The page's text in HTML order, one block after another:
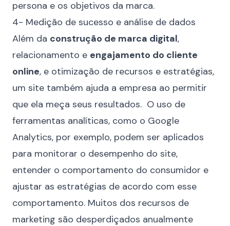
persona e os objetivos da marca.
4- Medição de sucesso e análise de dados
Além da construção de marca digital,
relacionamento e engajamento do cliente
online, e otimização de recursos e estratégias,
um site também ajuda a empresa ao permitir
que ela meça seus resultados. O uso de
ferramentas analíticas, como o Google
Analytics, por exemplo, podem ser aplicados
para monitorar o desempenho do site,
entender o comportamento do consumidor e
ajustar as estratégias de acordo com esse
comportamento. Muitos dos recursos de
marketing são desperdiçados anualmente